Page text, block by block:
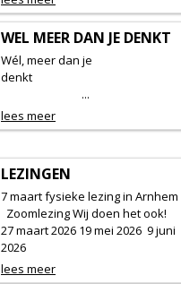
WEL MEER DAN JE DENKT
Wél, meer dan je
denkt
...
lees meer
LEZINGEN
7 maart fysieke lezing in Arnhem
Zoomlezing Wij doen het ook!
27 maart 2026 19 mei 2026 9 juni
2026
lees meer